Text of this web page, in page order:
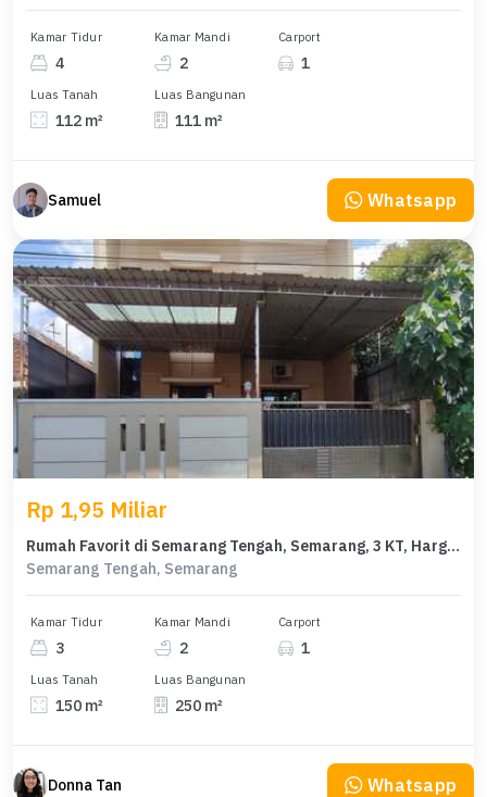
Kamar Tidur
4
Kamar Mandi
2
Carport
1
Luas Tanah
112 m²
Luas Bangunan
111 m²
Samuel Whatsapp
Rp 1,95 Miliar
Rumah Favorit di Semarang Tengah, Semarang, 3 KT, Harga 1,95 Miliar
Semarang Tengah, Semarang
Kamar Tidur
3
Kamar Mandi
2
Carport
1
Luas Tanah
150 m²
Luas Bangunan
250 m²
Donna Tan Whatsapp